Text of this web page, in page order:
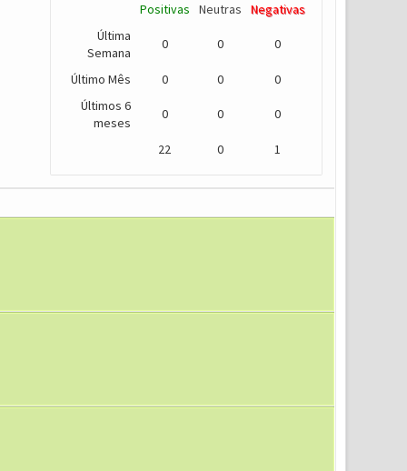
Positivas Neutras
Negativas
Última
Semana
0 0 0
Último Mês 0 0
0
Últimos 6
meses
0 0 0
22 0 1